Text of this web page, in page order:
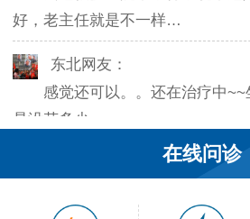
好，老主任就是不一样…
东北网友：
感觉还可以。。还在治疗中
是没花多少。
老医生就是好，不像某些医院
在线问诊